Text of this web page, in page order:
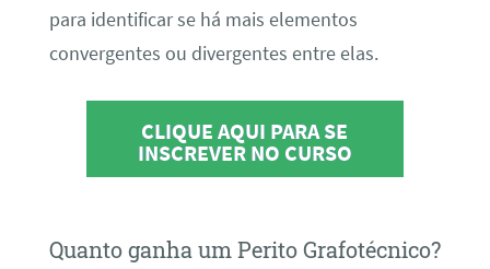
para identificar se há mais elementos
convergentes ou divergentes entre elas.
CLIQUE AQUI PARA SE
INSCREVER NO CURSO
Quanto ganha um Perito Grafotécnico?